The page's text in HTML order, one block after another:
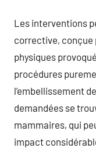
Les interventions
corrective, conçue
physiques
procédures
l’embellissement
demandées se
mammaires, qui
impact